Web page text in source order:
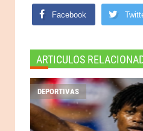
Facebook
ARTICULOS
DEPORTIVAS